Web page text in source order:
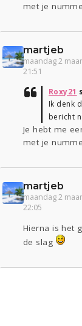
met je
martjeb
maandag 2
21:51
Roxy21
Ik denk
bericht
Je hebt me
met je
martjeb
maandag 2
22:05
Hierna is het
de slag